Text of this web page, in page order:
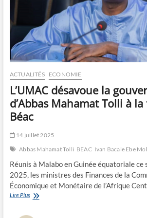
ACTUALITÉS ECONOMIE
L’UMAC désavoue la
d’Abbas Mahamat Tolli à
Béac
14 juillet 2025
Abbas Mahamat Tolli BEAC Ivan Bacale Ebe
Réunis à Malabo en Guinée équatoriale
2025, les ministres des Finances de la
Économique et Monétaire de l’Afrique
Lire PlusL’UMAC